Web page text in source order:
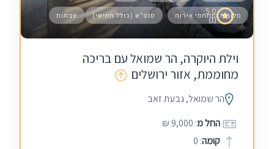
5.0
(1)
מלונות ומתחמי אירוח סופ"ש (כולל חמישי) שבתות
וילת היוקרה, הר שמואל עם בריכה
מחוממת, אזור ירושלים
הר שמואל, גבעת זאב
החל מ: 9,000 ₪
קומה: 0